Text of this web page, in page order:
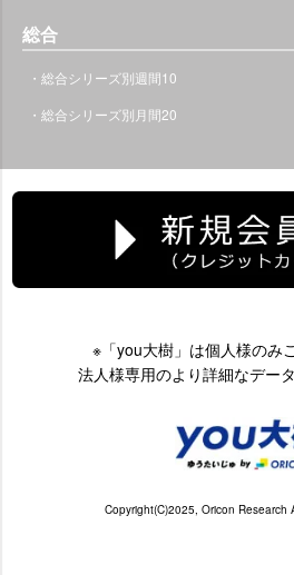
総合
・総合シリーズ別週間10
・総合シリーズ別月間20
※「you大樹」は個人様のみ
法人様専用のより詳細なデー
Copyright(C)2025, Oricon Research